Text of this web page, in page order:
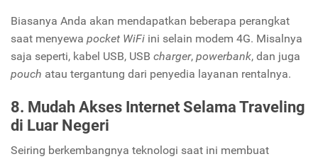
Biasanya Anda akan mendapatkan beberapa perangkat
saat menyewa pocket WiFi ini selain modem 4G. Misalnya
saja seperti, kabel USB, USB charger, powerbank, dan juga
pouch atau tergantung dari penyedia layanan rentalnya.
8. Mudah Akses Internet Selama Traveling
di Luar Negeri
Seiring berkembangnya teknologi saat ini membuat